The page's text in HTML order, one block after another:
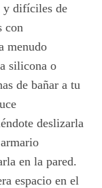
y difíciles de
con
menudo
silicona o
de bañar a tu
deslizarla
en la pared.
espacio en el